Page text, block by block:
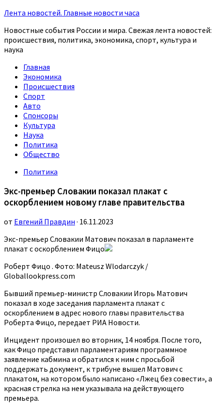
Лента новостей. Главные новости часа
Новостные события России и мира. Свежая лента новостей:
происшествия, политика, экономика, спорт, культура и
наука
Главная
Экономика
Происшествия
Спорт
Авто
Спонсоры
Культура
Наука
Политика
Общество
Политика
Экс-премьер Словакии показал плакат с
оскорблением новому главе правительства
от Евгений Правдин · 16.11.2023
Экс-премьер Словакии Матович показал в парламенте
плакат с оскорблением Фицо
Роберт Фицо . Фото: Mateusz Wlodarczyk /
Globallookpress.com
Бывший премьер-министр Словакии Игорь Матович
показал в ходе заседания парламента плакат с
оскорблением в адрес нового главы правительства
Роберта Фицо, передает РИА Новости.
Инцидент произошел во вторник, 14 ноября. После того,
как Фицо представил парламентариям программное
заявление кабмина и обратился к ним с просьбой
поддержать документ, к трибуне вышел Матович с
плакатом, на котором было написано «Лжец без совести», а
красная стрелка на нем указывала на действующего
премьера.